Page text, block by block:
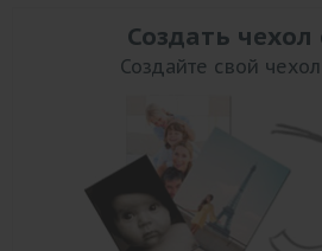
Создать
Создайте свой